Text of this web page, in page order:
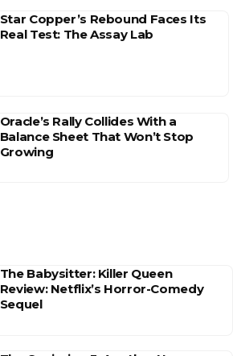
Star Copper’s Rebound Faces Its
Real Test: The Assay Lab
Oracle’s Rally Collides With a
Balance Sheet That Won’t Stop
Growing
The Babysitter: Killer Queen
Review: Netflix’s Horror-Comedy
Sequel